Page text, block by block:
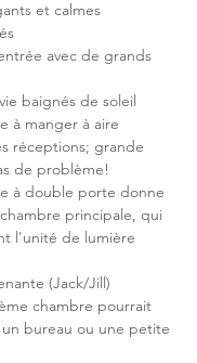
et calmes
avec de grands
baignés de soleil
à manger à aire
réceptions; grande
de problème!
à double porte donne
principale, qui
l'unité de lumière
(Jack/Jill)
chambre pourrait
bureau ou une petite